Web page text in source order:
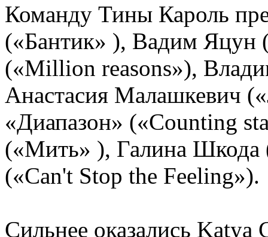
Команду Тины Кароль
(«Бантик» ), Вадим Яцун
(«Million reasons»),
Анастасия Малашкевич
«Диапазон» («Counting
(«Мить» ), Галина Шкода
(«Can't Stop the Feeling»).
Сильнее оказались